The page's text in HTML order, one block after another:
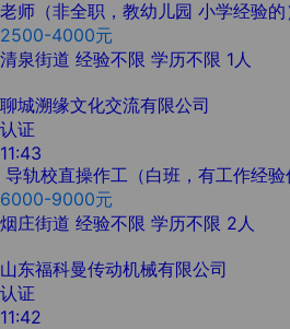
老师（非全职，教幼儿园 小学经验的
2500-4000元
清泉街道 经验不限 学历不限 1人
聊城溯缘文化交流有限公司
认证
11:43
导轨校直操作工（白班，有工作经验
6000-9000元
烟庄街道 经验不限 学历不限 2人
山东福科曼传动机械有限公司
认证
11:42